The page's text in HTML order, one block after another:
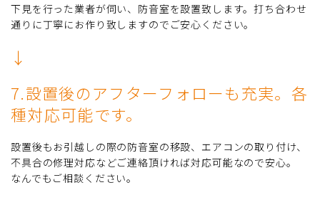
下見を行った業者が伺い、防音室を設置致します。打ち合わせ
通りに丁寧にお作り致しますのでご安心ください。
↓
7.設置後のアフターフォローも充実。各
種対応可能です。
設置後もお引越しの際の防音室の移設、エアコンの取り付け、
不具合の修理対応などご連絡頂ければ対応可能なので安心。
なんでもご相談ください。